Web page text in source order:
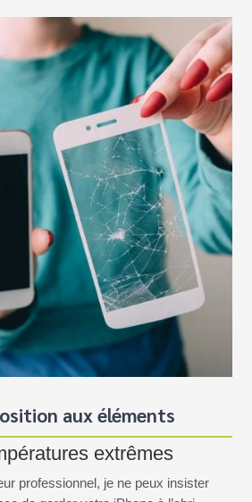
aux éléments
extrêmes
professionnel, je ne peux insister